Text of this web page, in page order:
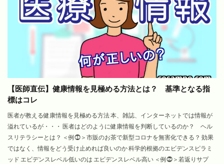
【医師直伝】健康情報を見極める方法とは？ 基準となる指
標はコレ
医者が教える健康情報を見極める方法 本、雑誌、インターネットでは情報が
溢れているが・・・ 医者はどのように健康情報を判断しているのか？ ヘル
スリテラシーとは？ ＜例⓵＞市販のお茶で新型コロナを無害化できる？ 効果
ではなく、情報をどう受け止めれば良いのか 科学的根拠のエビデンスピラミ
ッド エビデンスレベル低いのは エビデンスレベル高い ＜例⓶＞若返りサプ